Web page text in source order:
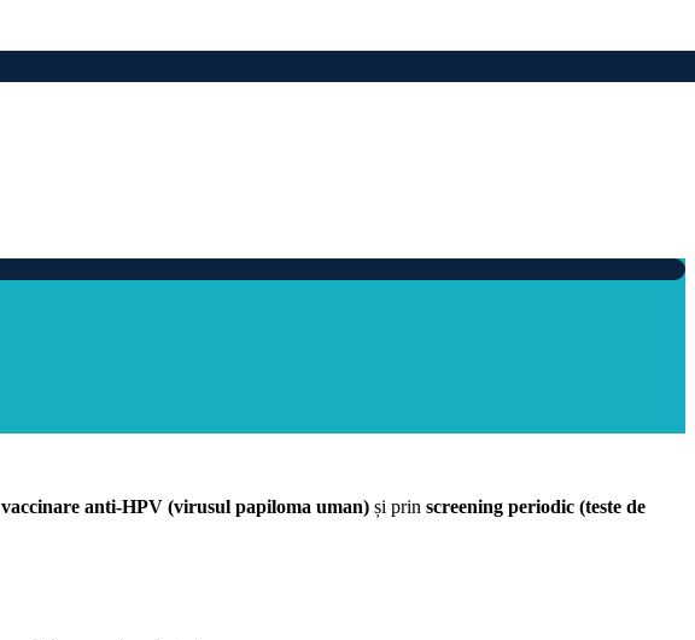
vaccinare anti-HPV (virusul papiloma uman) și prin screening periodic (teste de